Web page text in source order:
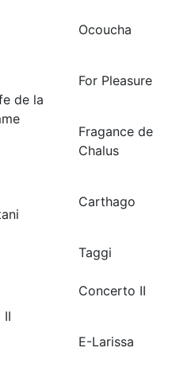
Ocoucha
de la
For Pleasure
Fragance de
Chalus
Carthago
Taggi
II
Concerto II
E-Larissa